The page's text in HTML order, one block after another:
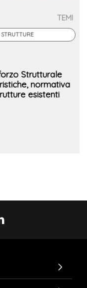
TEMI
STRUTTURE
Strutturale
normativa
esistenti